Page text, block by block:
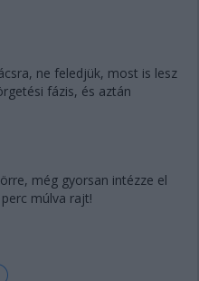
ne feledjük, most is lesz
fázis, és aztán
még gyorsan intézze el
múlva rajt!